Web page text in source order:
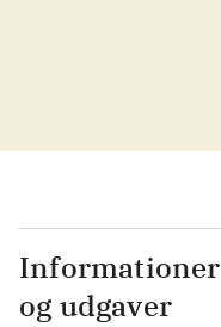
Informationer
og udgaver